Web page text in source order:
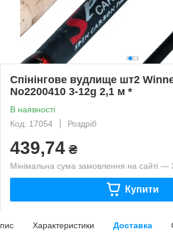
Спінінгове вудлище шт2
No2200410 3-12g 2,1 м *
В наявності
Код: 17054
Роздріб
439,74 ₴
Мінімальна сума замовлення на сайті —
Купити
Характеристики Доставка